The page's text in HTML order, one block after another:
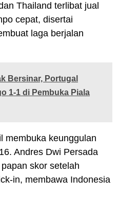
Thailand terlibat jual
cepat, disertai
laga berjalan
Bersinar, Portugal
1-1 di Pembuka Piala
membuka keunggulan
Andres Dwi Persada
skor setelah
in, membawa Indonesia